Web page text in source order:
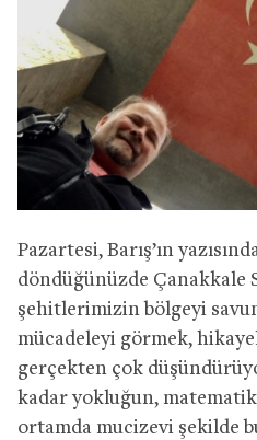
Pazartesi, Barış’ın
döndüğünüzde Çanakkale
şehitlerimizin bölgeyi
mücadeleyi görmek,
gerçekten çok
kadar yokluğun,
ortamda mucizevi şekilde